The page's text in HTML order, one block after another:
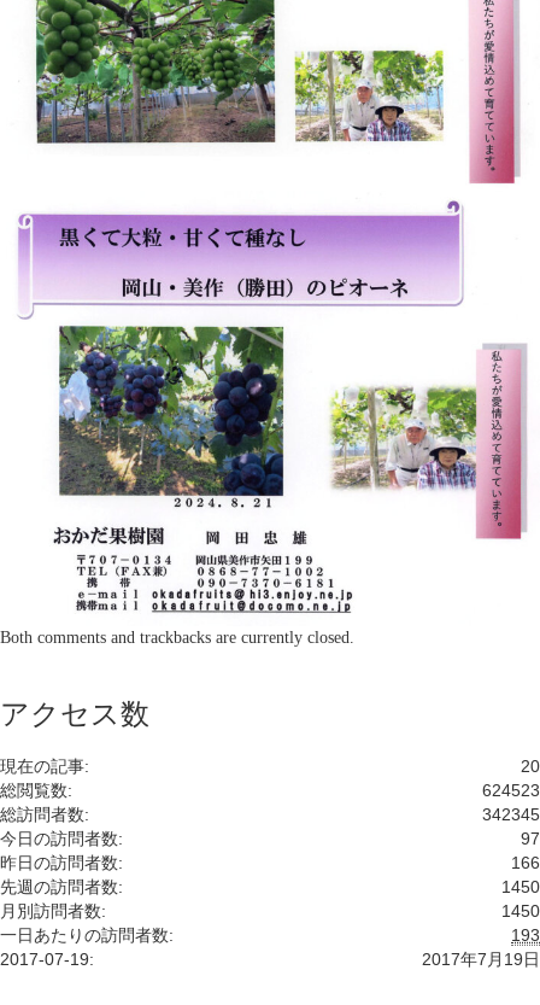
Both comments and trackbacks are currently closed.
アクセス数
20
現在の記事:
624523
総閲覧数:
342345
総訪問者数:
97
今日の訪問者数:
166
昨日の訪問者数:
1450
先週の訪問者数:
1450
月別訪問者数:
193
一日あたりの訪問者数:
2017年7月19日
2017-07-19: